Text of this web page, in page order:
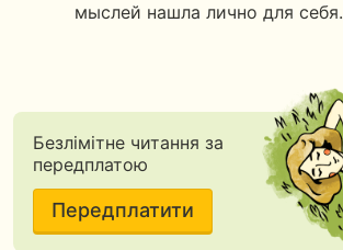
мыслей нашла лично для себя.
Безлімітне читання за
передплатою
Передплатити